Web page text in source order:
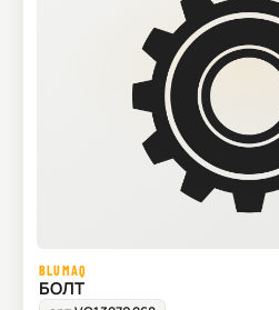
BLUMAQ
БОЛТ